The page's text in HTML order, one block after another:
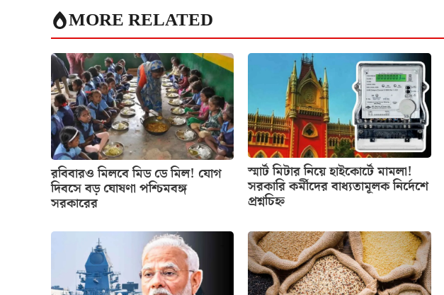
MORE RELATED
রবিবারও মিলবে মিড ডে মিল! যোগ
দিবসে বড় ঘোষণা পশ্চিমবঙ্গ
সরকারের
স্মার্ট মিটার নিয়ে হাইকোর্টে মামলা!
সরকারি কর্মীদের বাধ্যতামূলক নির্দেশে
প্রশ্নচিহ্ন